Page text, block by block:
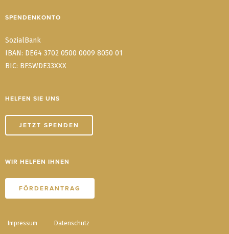
SPENDENKONTO
SozialBank
IBAN: DE64 3702 0500 0009 8050 01
BIC: BFSWDE33XXX
HELFEN SIE UNS
JETZT SPENDEN
WIR HELFEN IHNEN
FÖRDERANTRAG
Impressum
Datenschutz